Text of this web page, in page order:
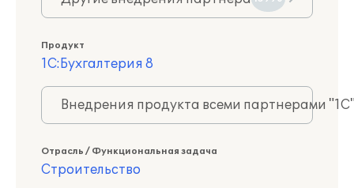
Продукт
1С:Бухгалтерия 8
Внедрения продукта всеми партнерами
Отрасль / Функциональная задача
Строительство